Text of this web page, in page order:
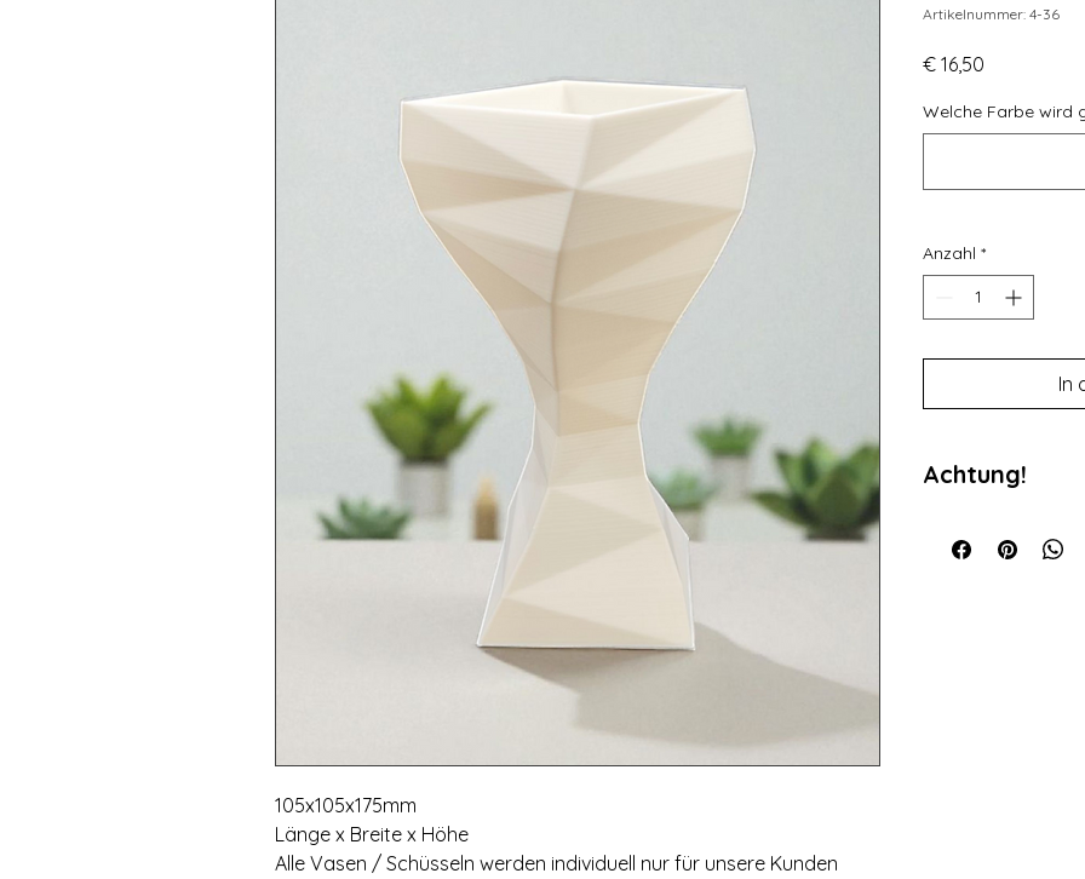
105x105x175mm
Länge x Breite x Höhe
Alle Vasen / Schüsseln werden individuell nur für unsere Kunden
Artikelnummer: 4-36
€ 16,50
Welche Farbe wird
Anzahl *
In
Achtung!
gefertigte